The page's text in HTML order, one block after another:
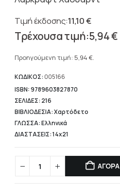
11,10€
Original
price
11,10 €.
5,94€
τρέχουσα
είναι:
5,94 €.
Προηγούμενη τιμή: 5,94 €.
ΚΩΔΙΚΟΣ: 005166
ISBN: 9789603827870
ΣΕΛΙΔΕΣ: 216
ΒΙΒΛΙΟΔΕΣΙΑ: Χαρτόδετο
ΓΛΩΣΣΑ: Ελληνικά
ΔΙΑΣΤΑΣΕΙΣ: 14x21
ΑΓΟΡΑ